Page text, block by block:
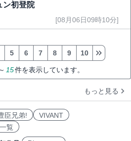
ン初登院
[08月06日09時10分]
～ 15件を表示しています。
5 6 7 8 9 10
もっと見る
臣兄弟!
VIVANT
覧